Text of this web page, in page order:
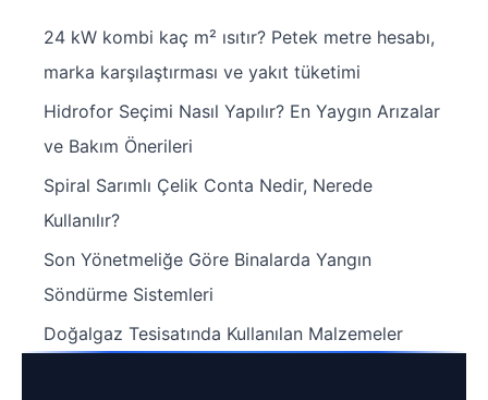
24 kW kombi kaç m² ısıtır? Petek metre hesabı,
marka karşılaştırması ve yakıt tüketimi
Hidrofor Seçimi Nasıl Yapılır? En Yaygın Arızalar
ve Bakım Önerileri
Spiral Sarımlı Çelik Conta Nedir, Nerede
Kullanılır?
Son Yönetmeliğe Göre Binalarda Yangın
Söndürme Sistemleri
Doğalgaz Tesisatında Kullanılan Malzemeler